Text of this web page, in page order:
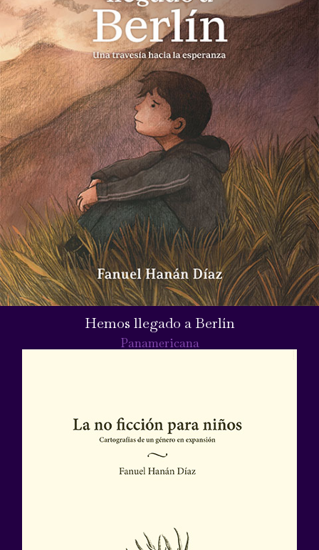
Hemos llegado a Berlín
Panamericana